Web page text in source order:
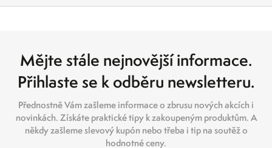
Mějte stále nejnovější informace.
Přihlaste se k odběru newsletteru.
Přednostně Vám zašleme informace o zbrusu nových akcích i
novinkách. Získáte praktické tipy k zakoupeným produktům. A
někdy zašleme slevový kupón nebo třeba i tip na soutěž o
hodnotné ceny.